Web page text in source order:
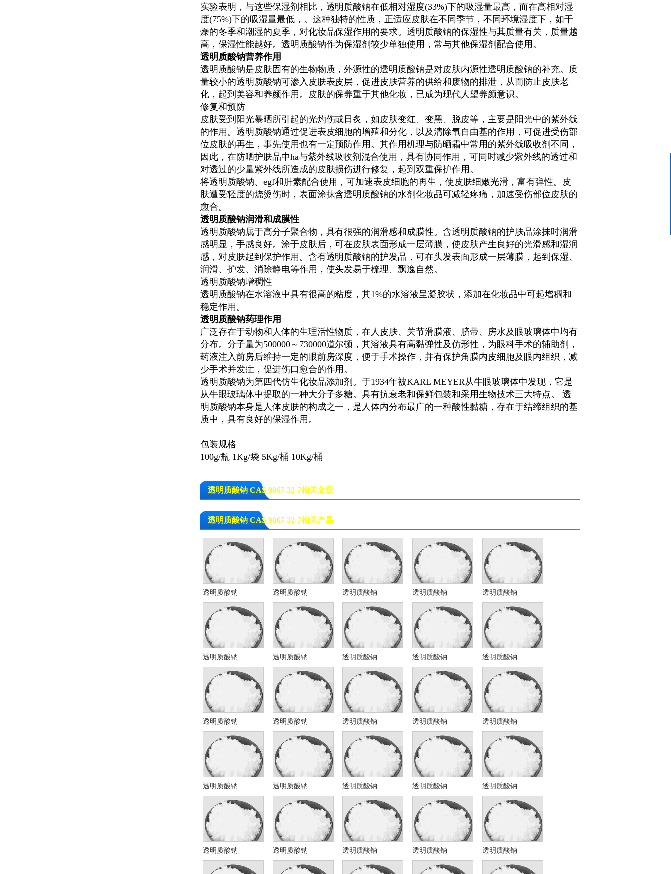
实验表明，与这些保湿剂相比， 透明质酸钠在低相对湿度(33%)下的吸湿量最高，而在高相对湿
度(75%)下的吸湿量最低，。这种独特的性质，正适应皮肤在不同季节，不同环境湿度下，如干
燥的冬季和潮湿的夏季，对化妆品保湿作用的要求。 透明质酸钠的保湿性与其质量有关，质量越
高，保湿性能越好。 透明质酸钠作为保湿剂较少单独使用，常与其他保湿剂配合使用。
透明质酸钠营养作用
透明质酸钠是皮肤固有的生物物质，外源性的透明质酸钠是对皮肤内源性透明质酸钠的补充。质
量较小的透明质酸钠可渗入皮肤表皮层，促进皮肤营养的供给和废物的排泄，从而防止皮肤老
化，起到美容和养颜作用。皮肤的保养重于其他化妆，已成为现代人望养颜意识。
修复和预防
皮肤受到阳光暴晒所引起的光灼伤或日炙，如皮肤变红、变黑、脱皮等，主要是阳光中的紫外线
的作用。 透明质酸钠通过促进表皮细胞的增殖和分化，以及清除氧自由基的作用，可促进受伤部
位皮肤的再生，事先使用也有一定预防作用。其作用机理与防晒霜中常用的紫外线吸收剂不同，
因此，在防晒护肤品中ha与紫外线吸收剂混合使用，具有协同作用，可同时减少紫外线的透过和
对透过的少量紫外线所造成的皮肤损伤进行修复，起到双重保护作用。
将透明质酸钠、egf和肝素配合使用，可加速表皮细胞的再生，使皮肤细嫩光滑，富有弹性。皮
肤遭受轻度的烧烫伤时，表面涂抹含透明质酸钠的水剂化妆品可减轻疼痛，加速受伤部位皮肤的
愈合。
透明质酸钠润滑和成膜性
透明质酸钠属于高分子聚合物，具有很强的润滑感和成膜性。含透明质酸钠的护肤品涂抹时润滑
感明显，手感良好。涂于皮肤后，可在皮肤表面形成一层薄膜，使皮肤产生良好的光滑感和湿润
感，对皮肤起到保护作用。含有透明质酸钠的护发品，可在头发表面形成一层薄膜，起到保湿、
润滑、护发、消除静电等作用，使头发易于梳理、飘逸自然。
透明质酸钠增稠性
透明质酸钠在水溶液中具有很高的粘度，其1%的水溶液呈凝胶状，添加在化妆品中可起增稠和
稳定作用。
透明质酸钠药理作用
广泛存在于动物和人体的生理活性物质，在人皮肤、关节滑膜液、脐带、房水及眼玻璃体中均有
分布。分子量为500000～730000道尔顿，其溶液具有高黏弹性及仿形性，为眼科手术的辅助剂，
药液注入前房后维持一定的眼前房深度，便于手术操作，并有保护角膜内皮细胞及眼内组织，减
少手术并发症，促进伤口愈合的作用。
透明质酸钠为第四代仿生化妆品添加剂。于1934年被KARL MEYER从牛眼玻璃体中发现，它是
从牛眼玻璃体中提取的一种大分子多糖。具有抗衰老和保鲜包装和采用生物技术三大特点。 透
明质酸钠本身是人体皮肤的构成之一，是人体内分布最广的一种酸性黏糖，存在于结缔组织的基
质中，具有良好的保湿作用。
包装规格
100g/瓶 1Kg/袋 5Kg/桶 10Kg/桶
透明质酸钠 CAS 9067-32-7相关文章
透明质酸钠
透明质酸钠 CAS 9067-32-7相关产品
透明质酸钠 透明质酸钠 透明质酸钠 透明质酸钠 透明质酸钠
透明质酸钠 透明质酸钠 透明质酸钠 透明质酸钠 透明质酸钠
透明质酸钠 透明质酸钠 透明质酸钠 透明质酸钠 透明质酸钠
透明质酸钠 透明质酸钠 透明质酸钠 透明质酸钠 透明质酸钠
透明质酸钠 透明质酸钠 透明质酸钠 透明质酸钠 透明质酸钠